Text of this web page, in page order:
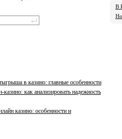
В
в казино: главные особенности
как анализировать надежность
казино: особенности и